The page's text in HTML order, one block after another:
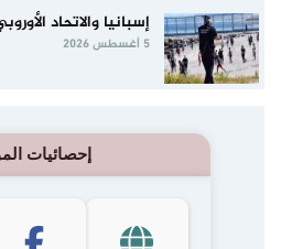
إسبانيا والاتحاد
5 أغسطس 2026
إحصائيات